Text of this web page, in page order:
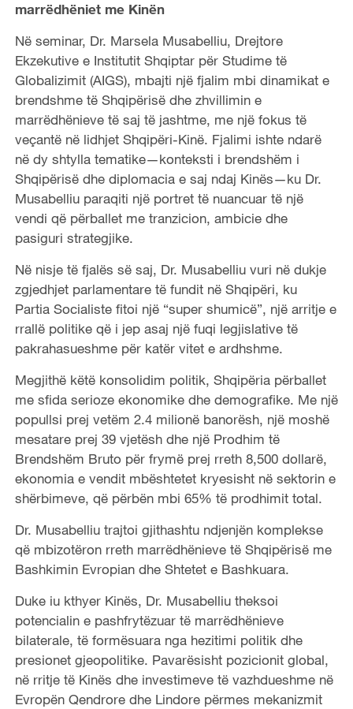
marrëdhëniet me Kinën
Në seminar, Dr. Marsela Musabelliu, Drejtore
Ekzekutive e Institutit Shqiptar për Studime të
Globalizimit (AIGS), mbajti një fjalim mbi dinamikat e
brendshme të Shqipërisë dhe zhvillimin e
marrëdhënieve të saj të jashtme, me një fokus të
veçantë në lidhjet Shqipëri-Kinë. Fjalimi ishte ndarë
në dy shtylla tematike—konteksti i brendshëm i
Shqipërisë dhe diplomacia e saj ndaj Kinës—ku Dr.
Musabelliu paraqiti një portret të nuancuar të një
vendi që përballet me tranzicion, ambicie dhe
pasiguri strategjike.
Në nisje të fjalës së saj, Dr. Musabelliu vuri në dukje
zgjedhjet parlamentare të fundit në Shqipëri, ku
Partia Socialiste fitoi një “super shumicë”, një arritje e
rrallë politike që i jep asaj një fuqi legjislative të
pakrahasueshme për katër vitet e ardhshme.
Megjithë këtë konsolidim politik, Shqipëria përballet
me sfida serioze ekonomike dhe demografike. Me një
popullsi prej vetëm 2.4 milionë banorësh, një moshë
mesatare prej 39 vjetësh dhe një Prodhim të
Brendshëm Bruto për frymë prej rreth 8,500 dollarë,
ekonomia e vendit mbështetet kryesisht në sektorin e
shërbimeve, që përbën mbi 65% të prodhimit total.
Dr. Musabelliu trajtoi gjithashtu ndjenjën komplekse
që mbizotëron rreth marrëdhënieve të Shqipërisë me
Bashkimin Evropian dhe Shtetet e Bashkuara.
Duke iu kthyer Kinës, Dr. Musabelliu theksoi
potencialin e pashfrytëzuar të marrëdhënieve
bilaterale, të formësuara nga hezitimi politik dhe
presionet gjeopolitike. Pavarësisht pozicionit global,
në rritje të Kinës dhe investimeve të vazhdueshme në
Evropën Qendrore dhe Lindore përmes mekanizmit